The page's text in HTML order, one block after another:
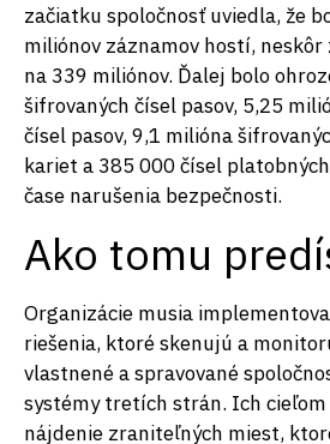
začiatku spoločnosť uviedla, že
miliónov záznamov hostí,
na 339 miliónov. Ďalej bolo
šifrovaných čísel pasov, 5,25
čísel pasov, 9,1 milióna
kariet a 385 000 čísel
čase narušenia bezpečnosti.
Ako tomu
Organizácie musia
riešenia, ktoré skenujú a
vlastnené a spravované
systémy tretích strán. Ich
nájdenie zraniteľných miest,